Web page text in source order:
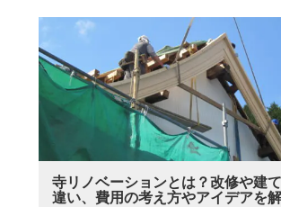
寺リノベーションとは？改修や建
違い、費用の考え方やアイデアを